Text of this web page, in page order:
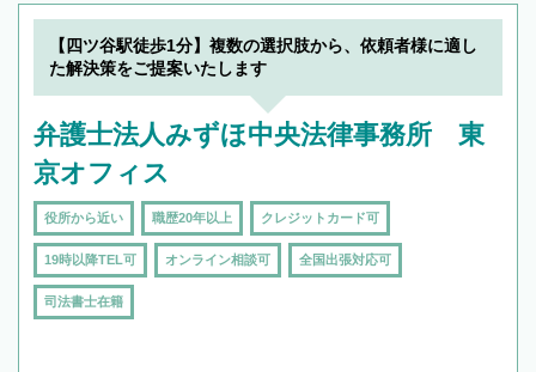
【四ツ谷駅徒歩1分】複数の選択肢から、依頼者様に適し
た解決策をご提案いたします
弁護士法人みずほ中央法律事務所 東
京オフィス
役所から近い 職歴20年以上 クレジットカード可
19時以降TEL可 オンライン相談可 全国出張対応可
司法書士在籍